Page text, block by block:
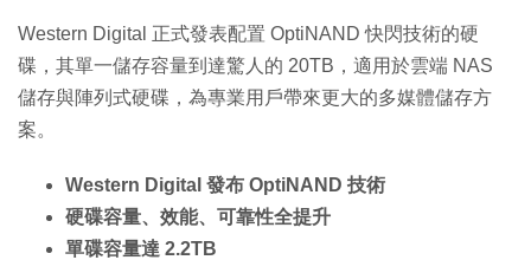
Western Digital 正式發表配置 OptiNAND 快閃技術的硬
碟，其單一儲存容量到達驚人的 20TB，適用於雲端 NAS
儲存與陣列式硬碟，為專業用戶帶來更大的多媒體儲存方
案。
Western Digital 發布 OptiNAND 技術
硬碟容量、效能、可靠性全提升
單碟容量達 2.2TB